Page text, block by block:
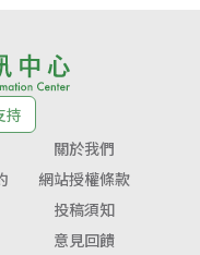
持
關於我們
網站授權條款
投稿須知
意見回饋